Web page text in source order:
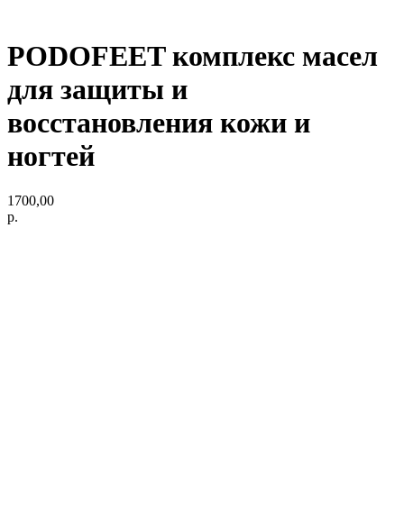
PODOFEET комплекс масел
для защиты и
восстановления кожи и
ногтей
1700,00
р.